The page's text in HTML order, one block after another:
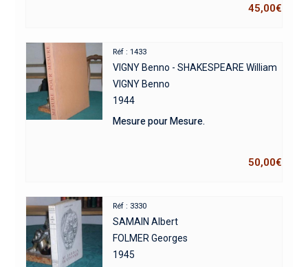
45,00€
Réf : 1433
VIGNY Benno - SHAKESPEARE William
VIGNY Benno
1944
Mesure pour Mesure.
50,00€
Réf : 3330
SAMAIN Albert
FOLMER Georges
1945